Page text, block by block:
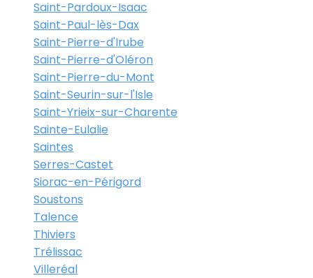
Saint-Pardoux-Isaac
Saint-Paul-lès-Dax
Saint-Pierre-d'Irube
Saint-Pierre-d'Oléron
Saint-Pierre-du-Mont
Saint-Seurin-sur-l'Isle
Saint-Yrieix-sur-Charente
Sainte-Eulalie
Saintes
Serres-Castet
Siorac-en-Périgord
Soustons
Talence
Thiviers
Trélissac
Villeréal